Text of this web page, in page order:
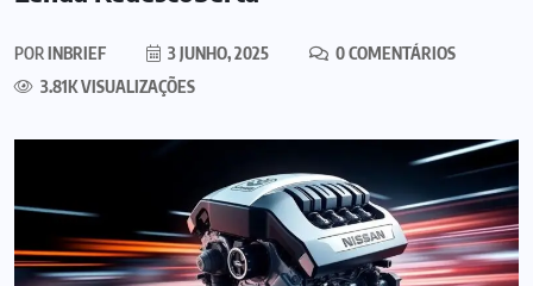
PORINBRIEF 3 JUNHO, 2025
0 COMENTÁRIOS
3.81K VISUALIZAÇÕES